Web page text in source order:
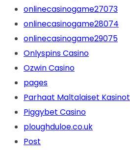
onlinecasinogame27073
onlinecasinogame28074
onlinecasinogame29075
Onlyspins Casino
Ozwin Casino
pages
Parhaat Maltalaiset Kasinot
Piggybet Casino
ploughduloe.co.uk
Post